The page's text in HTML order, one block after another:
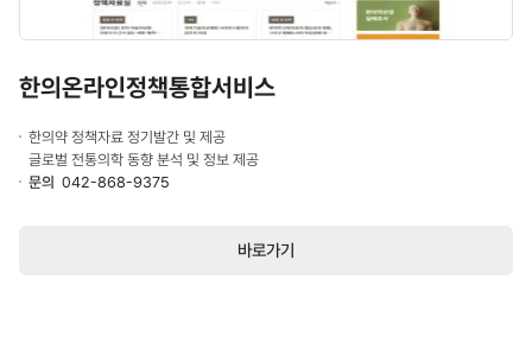
한의온라인정책통합서비스
한의약 정책자료 정기발간 및 제공
글로벌 전통의학 동향 분석 및 정보 제공
문의 042-868-9375
바로가기